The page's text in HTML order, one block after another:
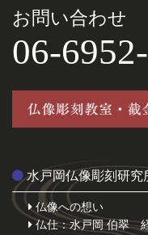
お問い合わせ
06-
水戸岡仏像彫刻研究
仏像への想い
仏仕：水戸岡 伯翠